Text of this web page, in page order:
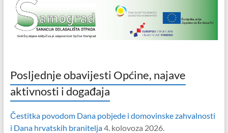
Posljednje obavijesti Općine, najave
aktivnosti i događaja
Čestitka povodom Dana pobjede i domovinske zahvalnosti
i Dana hrvatskih branitelja4. kolovoza 2026.